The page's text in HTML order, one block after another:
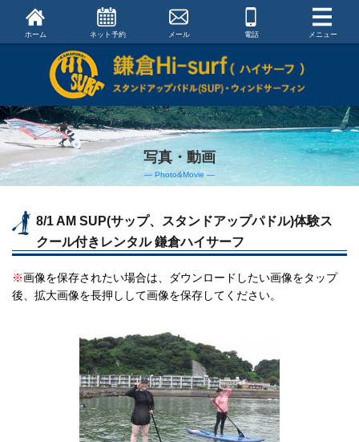
ホーム ネット予約 メール 電話 メニュー
写真・動画
― Photo&Movie ―
8/1 AM SUP(サップ、スタンドアップパドル)体験ス
クール付きレンタル 鎌倉ハイサーフ
※画像を保存されたい場合は、ダウンロードしたい画像をタップ
後、拡大画像を長押しして画像を保存してください。